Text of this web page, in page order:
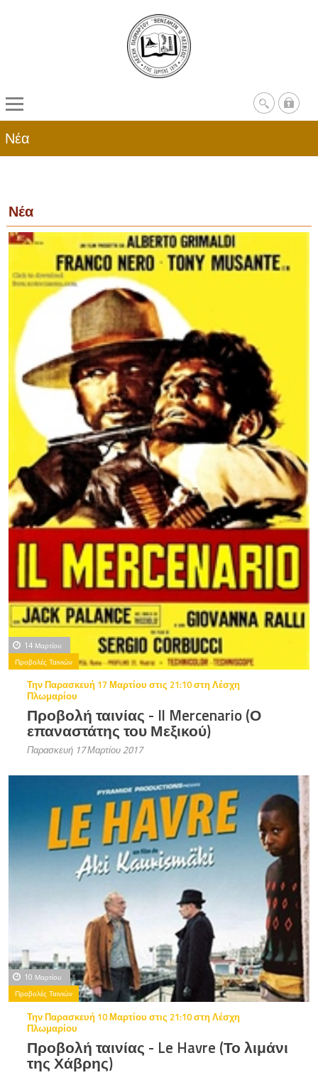
Νέα
Νέα
14 Μαρτίου
Προβολές Ταινιών
Την Παρασκευή 17 Μαρτίου στις 21:10 στη Λέσχη
Πλωμαρίου
Προβολή ταινίας - Il Mercenario (Ο
επαναστάτης του Μεξικού)
Παρασκευή 17 Μαρτίου 2017
10 Μαρτίου
Προβολές Ταινιών
Την Παρασκευή 10 Μαρτίου στις 21:10 στη Λέσχη
Πλωμαρίου
Προβολή ταινίας - Le Havre (Το λιμάνι
της Χάβρης)